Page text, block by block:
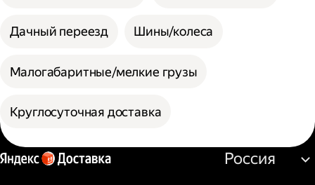
Дачный переезд Шины/колеса
Малогабаритные/мелкие грузы
Круглосуточная доставка
Россия